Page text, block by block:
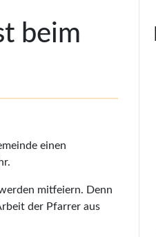
beim
einen
mitfeiern. Denn
der Pfarrer aus